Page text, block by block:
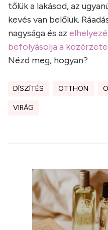
tőlük a lakásod, az
kevés van belőlük.
nagysága és az
befolyásolja a
Nézd meg, hogyan?
DÍSZÍTÉS OTTHON
VIRÁG